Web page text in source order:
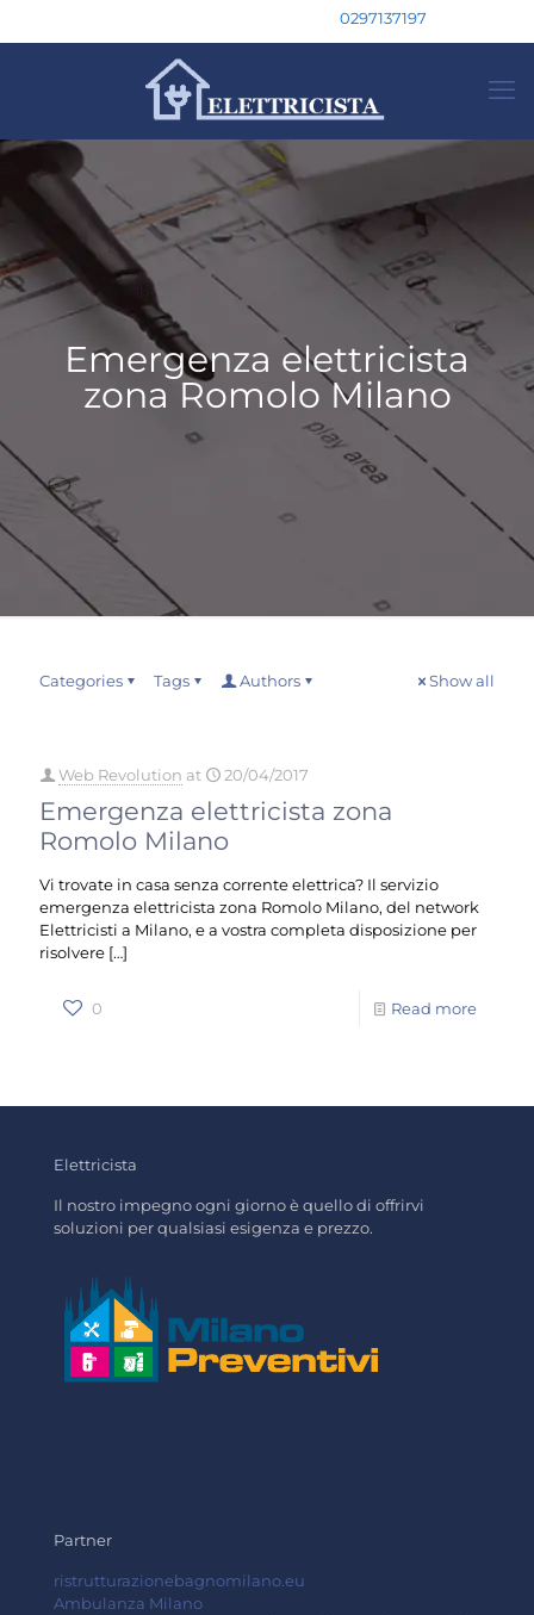
0297137197
Emergenza elettricista
zona Romolo Milano
Categories Tags Authors Show all
Web Revolution at 20/04/2017
Emergenza elettricista zona
Romolo Milano
Vi trovate in casa senza corrente elettrica? Il servizio
emergenza elettricista zona Romolo Milano, del network
Elettricisti a Milano, e a vostra completa disposizione per
risolvere […]
0 Read more
Elettricista
Il nostro impegno ogni giorno è quello di offrirvi
soluzioni per qualsiasi esigenza e prezzo.
Partner
ristrutturazionebagnomilano.eu
Ambulanza Milano